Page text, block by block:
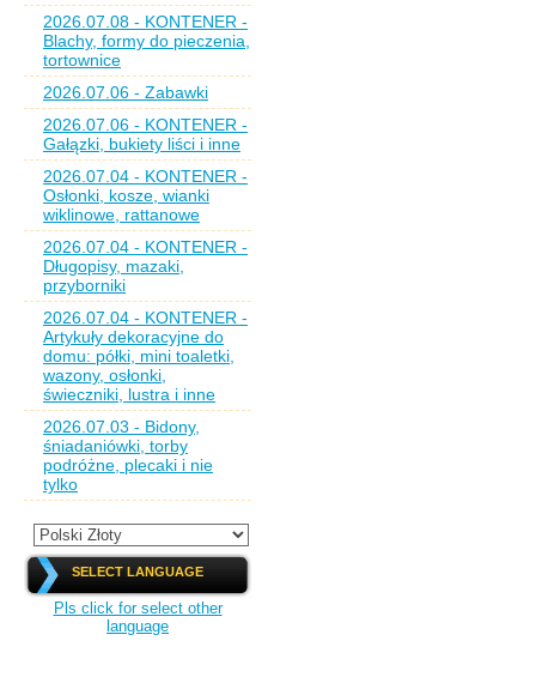
2026.07.08 - KONTENER -
Blachy, formy do pieczenia,
tortownice
2026.07.06 - Zabawki
2026.07.06 - KONTENER -
Gałązki, bukiety liści i inne
2026.07.04 - KONTENER -
Osłonki, kosze, wianki
wiklinowe, rattanowe
2026.07.04 - KONTENER -
Długopisy, mazaki,
przyborniki
2026.07.04 - KONTENER -
Artykuły dekoracyjne do
domu: półki, mini toaletki,
wazony, osłonki,
świeczniki, lustra i inne
2026.07.03 - Bidony,
śniadaniówki, torby
podróżne, plecaki i nie
tylko
SELECT LANGUAGE
Pls click for select other
language